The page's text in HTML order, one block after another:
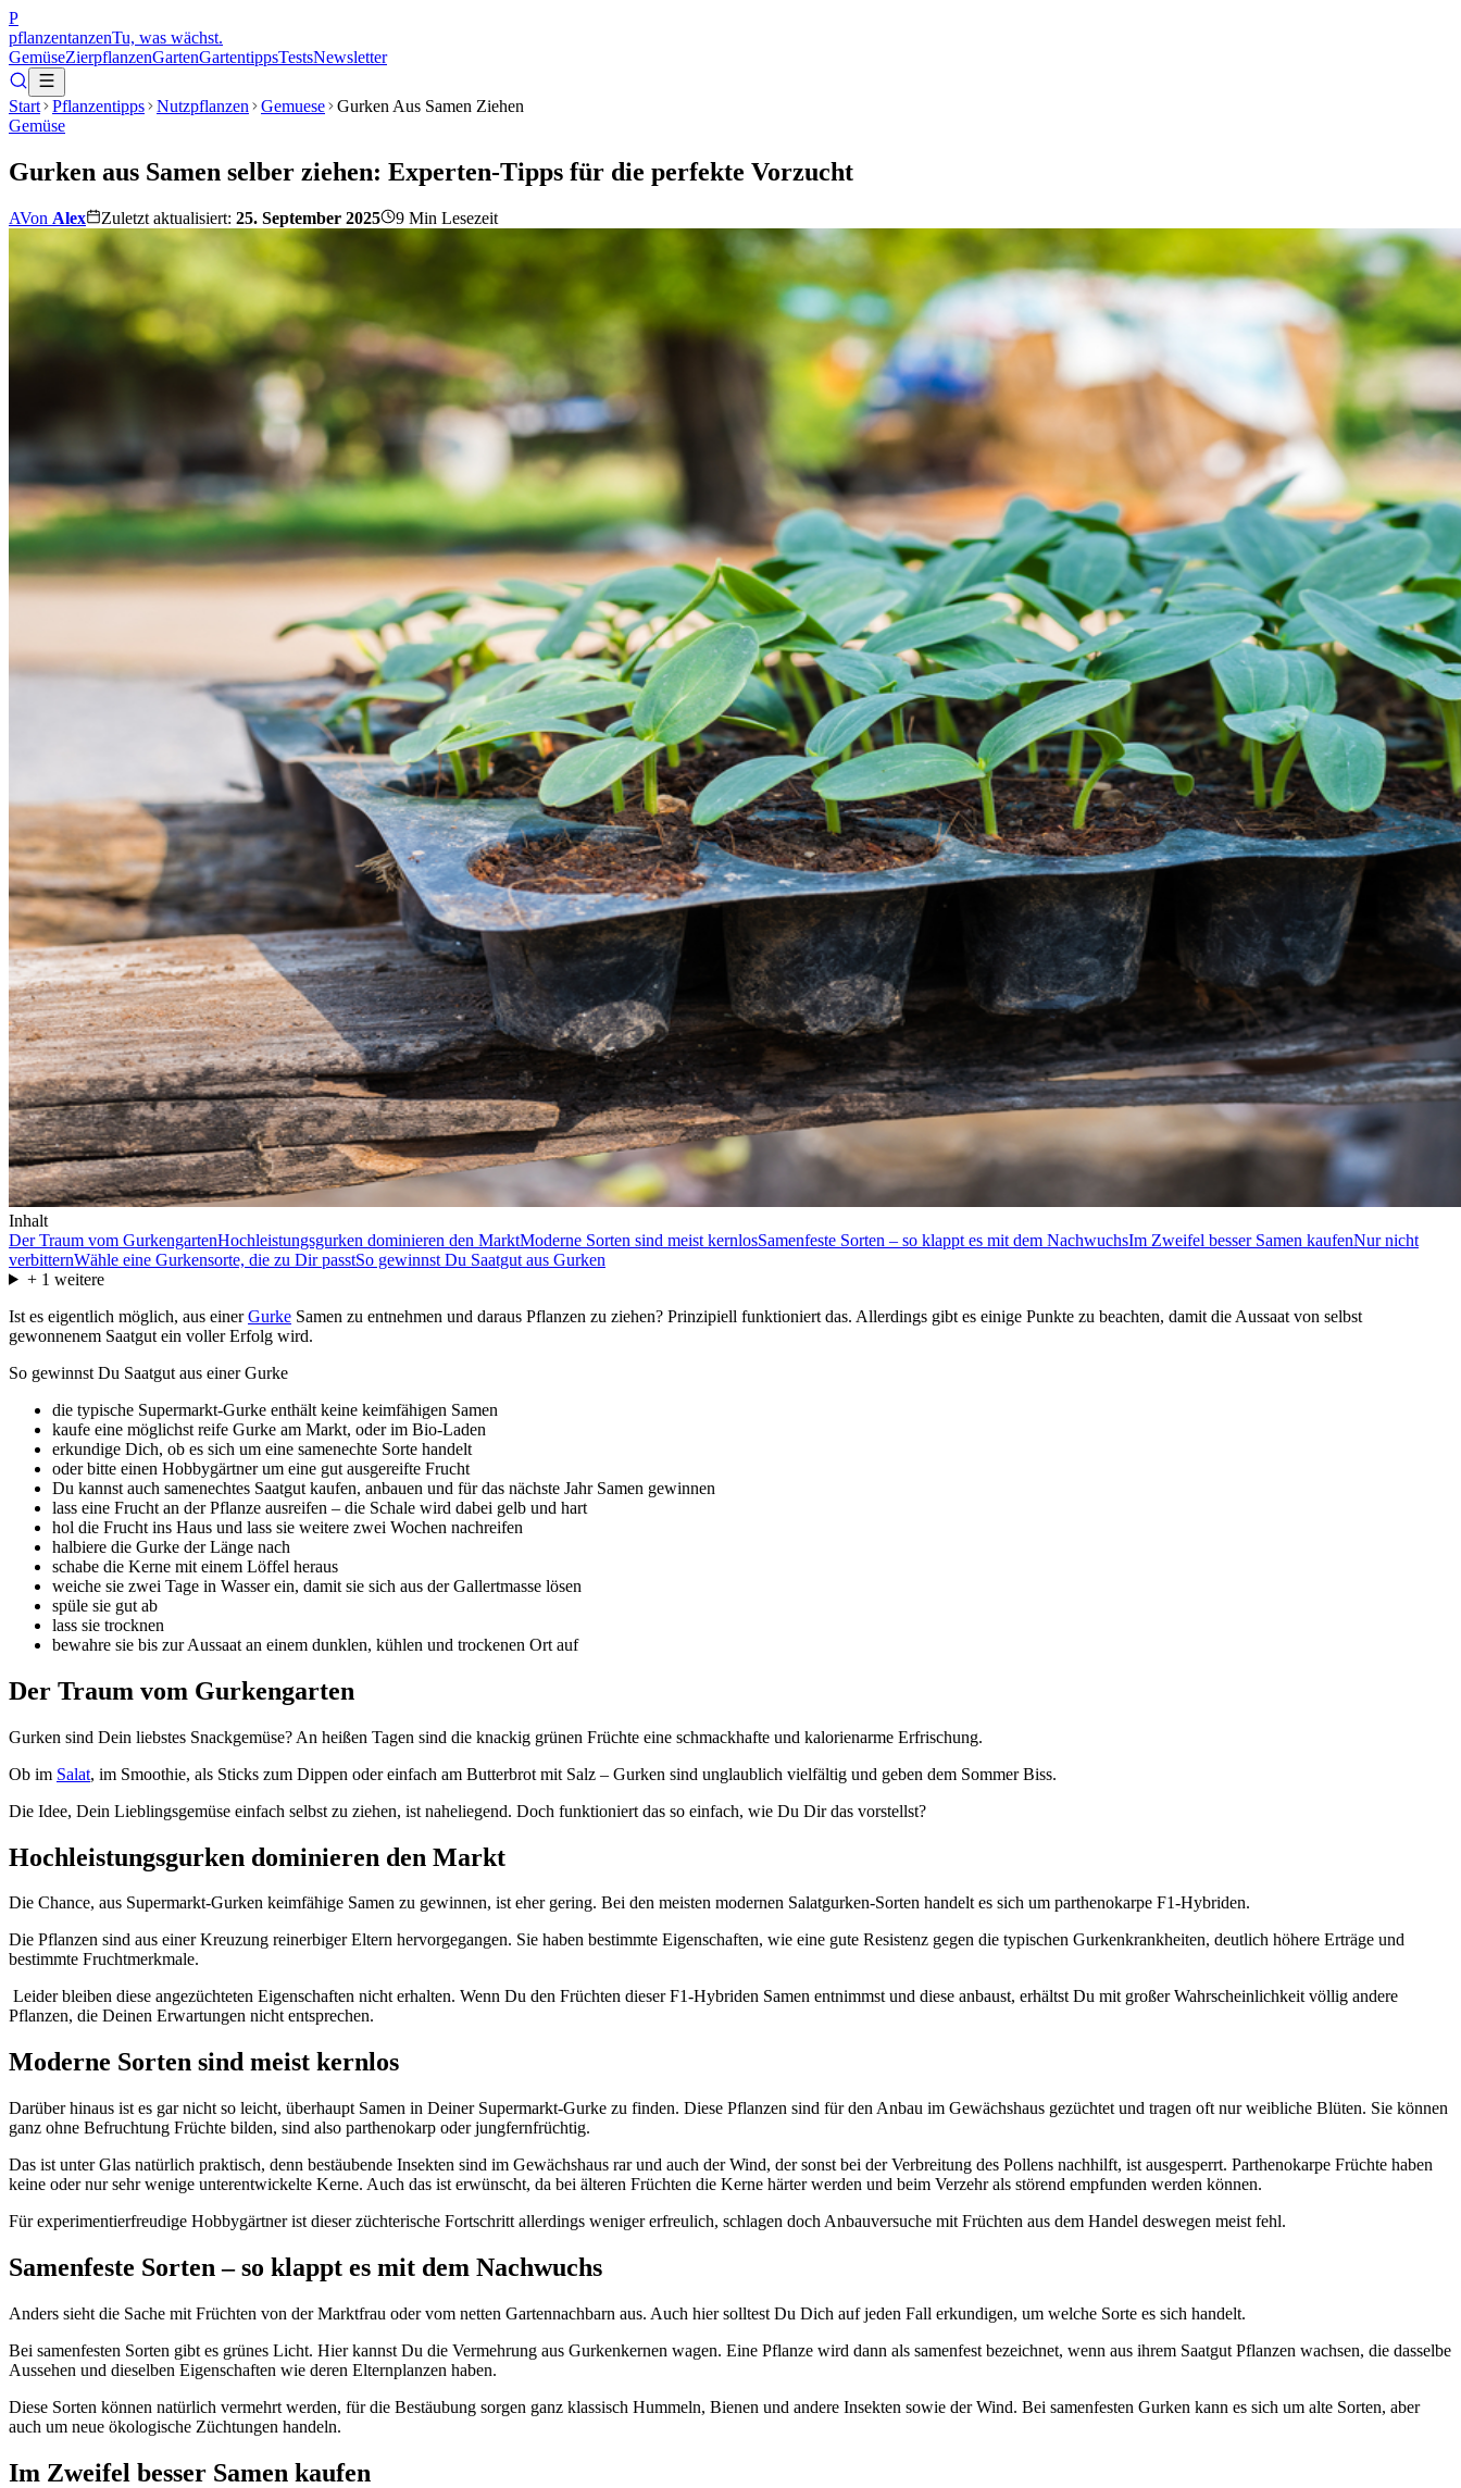
P
pflanzentanzenTu, was wächst.
GemüseZierpflanzenGartenGartentippsTestsNewsletter
Start Pflanzentipps Nutzpflanzen Gemuese
Gurken Aus Samen Ziehen
Gemüse
Gurken aus Samen selber ziehen: Experten-Tipps für die perfekte Vorzucht
AVon Alex Zuletzt aktualisiert: 25. September 2025 9 Min Lesezeit
Inhalt
Der Traum vom GurkengartenHochleistungsgurken dominieren den MarktModerne Sorten sind meist kernlosSamenfeste Sorten – so klappt es mit dem NachwuchsIm Zweifel besser Samen kaufenNur nicht
verbitternWähle eine Gurkensorte, die zu Dir passtSo gewinnst Du Saatgut aus Gurken
+ 1 weitere
Ist es eigentlich möglich, aus einerGurke Samen zu entnehmen und daraus Pflanzen zu ziehen? Prinzipiell funktioniert das. Allerdings gibt es einige Punkte zu beachten, damit die Aussaat von selbst
gewonnenem Saatgut ein voller Erfolg wird.
So gewinnst Du Saatgut aus einer Gurke
die typische Supermarkt-Gurke enthält keine keimfähigen Samen
kaufe eine möglichst reife Gurke am Markt, oder im Bio-Laden
erkundige Dich, ob es sich um eine samenechte Sorte handelt
oder bitte einen Hobbygärtner um eine gut ausgereifte Frucht
Du kannst auch samenechtes Saatgut kaufen, anbauen und für das nächste Jahr Samen gewinnen
lass eine Frucht an der Pflanze ausreifen – die Schale wird dabei gelb und hart
hol die Frucht ins Haus und lass sie weitere zwei Wochen nachreifen
halbiere die Gurke der Länge nach
schabe die Kerne mit einem Löffel heraus
weiche sie zwei Tage in Wasser ein, damit sie sich aus der Gallertmasse lösen
spüle sie gut ab
lass sie trocknen
bewahre sie bis zur Aussaat an einem dunklen, kühlen und trockenen Ort auf
Der Traum vom Gurkengarten
Gurken sind Dein liebstes Snackgemüse? An heißen Tagen sind die knackig grünen Früchte eine schmackhafte und kalorienarme Erfrischung.
Ob im Salat, im Smoothie, als Sticks zum Dippen oder einfach am Butterbrot mit Salz – Gurken sind unglaublich vielfältig und geben dem Sommer Biss.
Die Idee, Dein Lieblingsgemüse einfach selbst zu ziehen, ist naheliegend. Doch funktioniert das so einfach, wie Du Dir das vorstellst?
Hochleistungsgurken dominieren den Markt
Die Chance, aus Supermarkt-Gurken keimfähige Samen zu gewinnen, ist eher gering. Bei den meisten modernen Salatgurken-Sorten handelt es sich um parthenokarpe F1-Hybriden.
Die Pflanzen sind aus einer Kreuzung reinerbiger Eltern hervorgegangen. Sie haben bestimmte Eigenschaften, wie eine gute Resistenz gegen die typischen Gurkenkrankheiten, deutlich höhere Erträge und
bestimmte Fruchtmerkmale.
Leider bleiben diese angezüchteten Eigenschaften nicht erhalten. Wenn Du den Früchten dieser F1-Hybriden Samen entnimmst und diese anbaust, erhältst Du mit großer Wahrscheinlichkeit völlig andere
Pflanzen, die Deinen Erwartungen nicht entsprechen.
Moderne Sorten sind meist kernlos
Darüber hinaus ist es gar nicht so leicht, überhaupt Samen in Deiner Supermarkt-Gurke zu finden. Diese Pflanzen sind für den Anbau im Gewächshaus gezüchtet und tragen oft nur weibliche Blüten. Sie können
ganz ohne Befruchtung Früchte bilden, sind also parthenokarp oder jungfernfrüchtig.
Das ist unter Glas natürlich praktisch, denn bestäubende Insekten sind im Gewächshaus rar und auch der Wind, der sonst bei der Verbreitung des Pollens nachhilft, ist ausgesperrt. Parthenokarpe Früchte haben
keine oder nur sehr wenige unterentwickelte Kerne. Auch das ist erwünscht, da bei älteren Früchten die Kerne härter werden und beim Verzehr als störend empfunden werden können.
Für experimentierfreudige Hobbygärtner ist dieser züchterische Fortschritt allerdings weniger erfreulich, schlagen doch Anbauversuche mit Früchten aus dem Handel deswegen meist fehl.
Samenfeste Sorten – so klappt es mit dem Nachwuchs
Anders sieht die Sache mit Früchten von der Marktfrau oder vom netten Gartennachbarn aus. Auch hier solltest Du Dich auf jeden Fall erkundigen, um welche Sorte es sich handelt.
Bei samenfesten Sorten gibt es grünes Licht. Hier kannst Du die Vermehrung aus Gurkenkernen wagen. Eine Pflanze wird dann als samenfest bezeichnet, wenn aus ihrem Saatgut Pflanzen wachsen, die dasselbe
Aussehen und dieselben Eigenschaften wie deren Elternplanzen haben.
Diese Sorten können natürlich vermehrt werden, für die Bestäubung sorgen ganz klassisch Hummeln, Bienen und andere Insekten sowie der Wind. Bei samenfesten Gurken kann es sich um alte Sorten, aber
auch um neue ökologische Züchtungen handeln.
Im Zweifel besser Samen kaufen